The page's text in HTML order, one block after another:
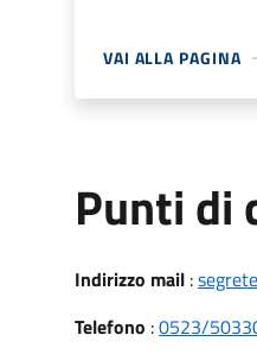
VAI ALLA PAGINA
Punti di
Indirizzo mail:
Telefono :0523/